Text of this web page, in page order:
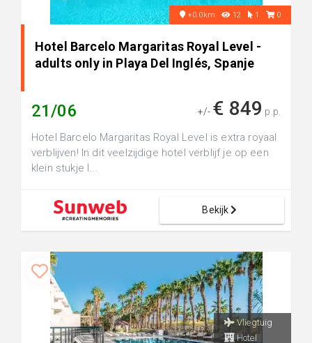
+0.0km 12 1 0
Hotel Barcelo Margaritas Royal Level -
adults only in Playa Del Inglés, Spanje
21/06 +/- € 849 p.p.
Hotel Barcelo Margaritas Royal Level is extra royaal
verblijven! In dit veelzijdige hotel verblijf je op een
klein stukje l...
Bekijk
Vliegtuig
Hotel